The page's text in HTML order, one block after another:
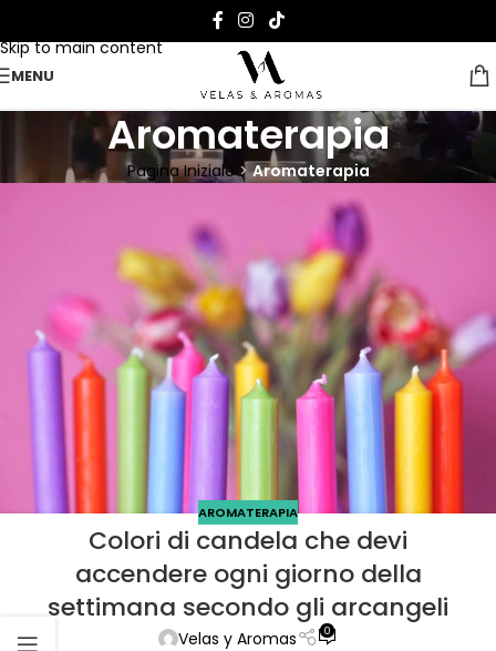
Skip to main content
MENU
Aromaterapia
Pagina Iniziale>Aromaterapia
AROMATERAPIA
Colori di candela che devi
accendere ogni giorno della
settimana secondo gli arcangeli
Velas y Aromas 0